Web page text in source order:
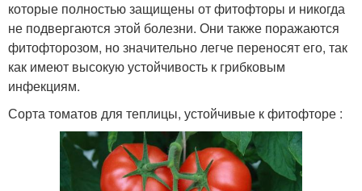
которые полностью защищены от фитофторы и никогда
не подвергаются этой болезни. Они также поражаются
фитофторозом, но значительно легче переносят его, так
как имеют высокую устойчивость к грибковым
инфекциям.
Сорта томатов для теплицы, устойчивые к фитофторе :